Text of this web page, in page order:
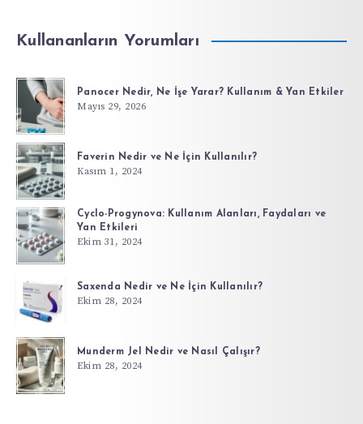
Kullananların Yorumları
Panocer Nedir, Ne İşe Yarar? Kullanım & Yan Etkiler
Mayıs 29, 2026
Faverin Nedir ve Ne İçin Kullanılır?
Kasım 1, 2024
Cyclo-Progynova: Kullanım Alanları, Faydaları ve
Yan Etkileri
Ekim 31, 2024
Saxenda Nedir ve Ne İçin Kullanılır?
Ekim 28, 2024
Munderm Jel Nedir ve Nasıl Çalışır?
Ekim 28, 2024